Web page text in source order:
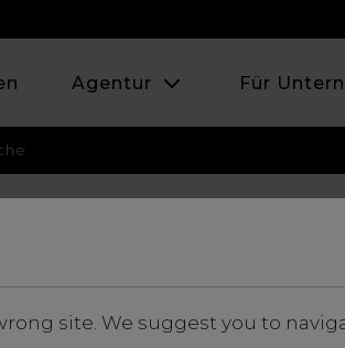
site. We suggest you to
Agentur Für